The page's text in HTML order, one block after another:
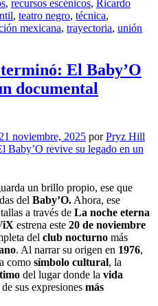
, recursos escénicos, Ricardo
, teatro negro, técnica,
mexicana, trayectoria, unión
El Baby’O
documental
21 noviembre, 2025 porPryz Hill
un brillo propio, ese que
del Baby’O. Ahora, ese
a través de La noche eterna
estrena este 20 de noviembre
del club nocturno más
. Al narrar su origen en 1976,
como símbolo cultural, la
del lugar donde la vida
sus expresiones más